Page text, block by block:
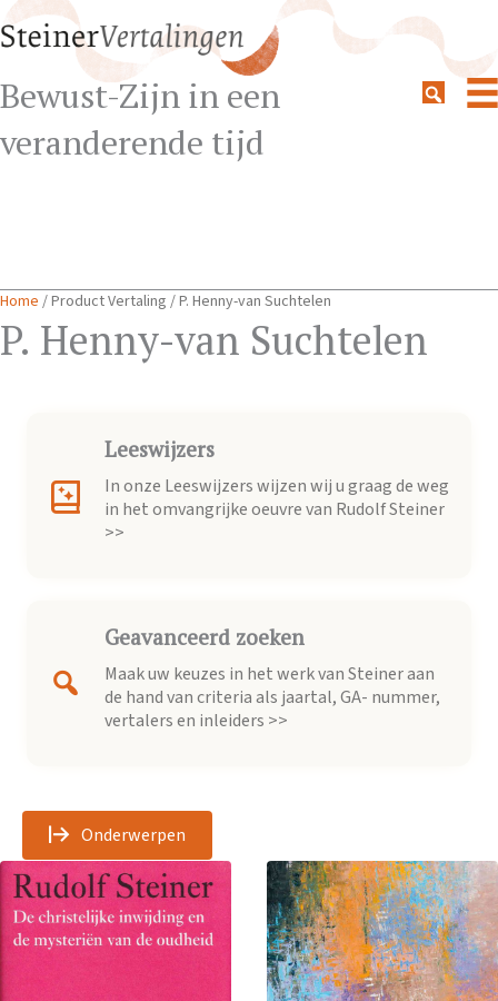
Bewust-Zijn in een
veranderende tijd
Home / Product Vertaling / P. Henny-van Suchtelen
P. Henny-van Suchtelen
Leeswijzers
In onze Leeswijzers wijzen wij u graag de weg
in het omvangrijke oeuvre van Rudolf Steiner
>>
Geavanceerd zoeken
Maak uw keuzes in het werk van Steiner aan
de hand van criteria als jaartal, GA- nummer,
vertalers en inleiders >>
Onderwerpen